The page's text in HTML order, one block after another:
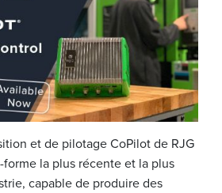
et de pilotage CoPilot de RJG
la plus récente et la plus
capable de produire des